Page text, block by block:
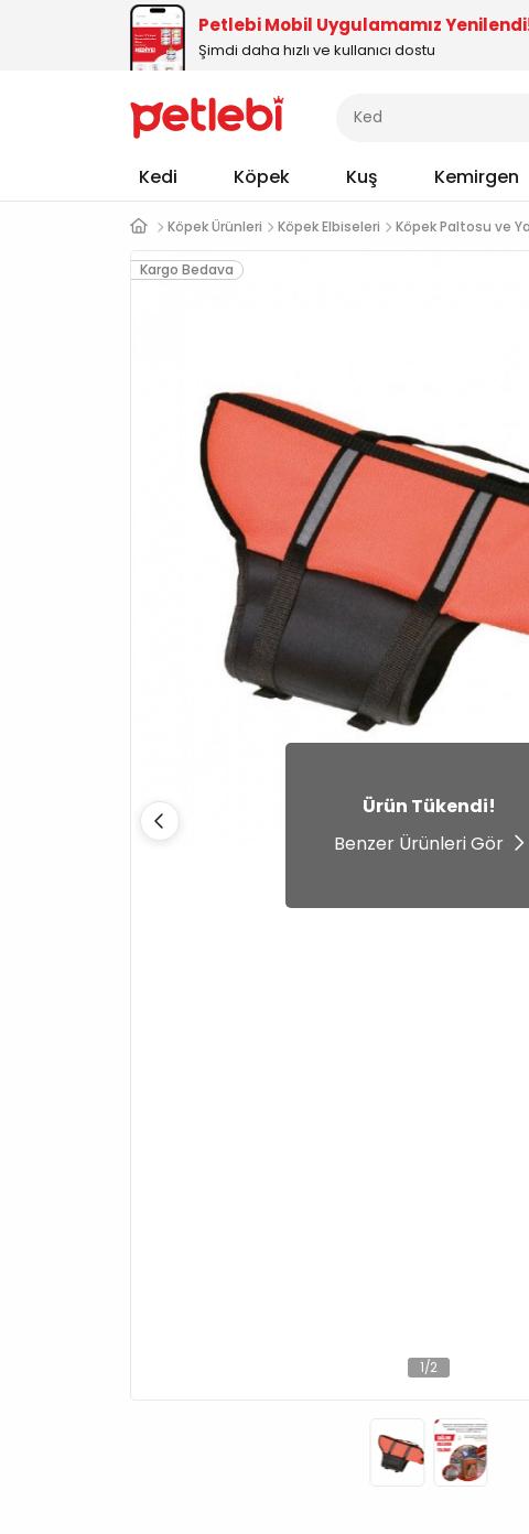
Petlebi Mobil Uygulamamız
Şimdi daha hızlı ve kullanıcı dostu
Kedi Köpek Kuş Kemirgen
Köpek Ürünleri Köpek Elbiseleri Köpek Paltosu ve
Ürün Tükendi!
Benzer Ürünleri Gör
Kargo Bedava
1/2